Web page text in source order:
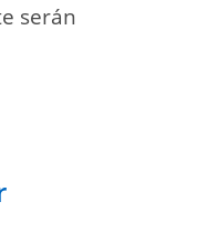
serán